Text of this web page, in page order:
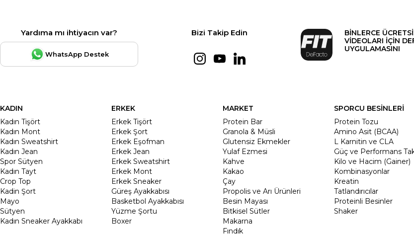
Yardıma mı ihtiyacın var?
WhatsApp Destek
Bizi Takip Edin
BİNLERCE
VİDEOLARI İÇİN
UYGULAMASINI
KADIN
Kadın Tişört
Kadın Mont
Kadın Sweatshirt
Kadın Jean
Spor Sütyen
Kadın Tayt
Crop Top
Kadin Şort
Mayo
Sütyen
Kadın Sneaker Ayakkabı
ERKEK
Erkek Tişört
Erkek Şort
Erkek Eşofman
Erkek Jean
Erkek Sweatshirt
Erkek Mont
Erkek Sneaker
Güreş Ayakkabısı
Basketbol Ayakkabısı
Yüzme Şortu
Boxer
MARKET
Protein Bar
Granola & Müsli
Glutensiz Ekmekler
Yulaf Ezmesi
Kahve
Kakao
Çay
Propolis ve Arı Ürünleri
Besin Mayası
Bitkisel Sütler
Makarna
Fındık
SPORCU BESİNLERİ
Protein Tozu
Amino Asit (BCAA)
L Karnitin ve CLA
Güç ve Performans
Kilo ve Hacim (Gainer)
Kombinasyonlar
Kreatin
Tatlandırıcılar
Proteinli Besinler
Shaker